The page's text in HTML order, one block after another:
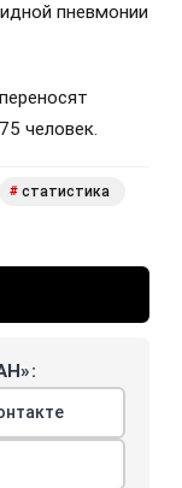
пневмонии
человек.
# статистика